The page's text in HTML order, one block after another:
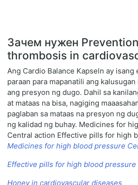
Зачем нужен
thrombosis in
Ang Cardio Balance Kapseln ay
paraan para mapanatili ang
ang presyon ng dugo. Dahil sa
at mataas na bisa, nagiging
paglaban sa mataas na presyon ng
ng kalidad ng buhay. Medicines for
Central action Effective pills for high
Medicines for high blood pressure
Effective pills for high blood pressure
Honey in cardiovascular diseases